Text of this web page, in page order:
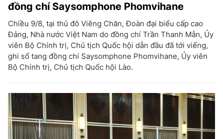
đồng chí Saysomphone Phomvihane
Chiều 9/8, tại thủ đô Viêng Chăn, Đoàn đại biểu cấp cao
Đảng, Nhà nước Việt Nam do đồng chí Trần Thanh Mẫn, Ủy
viên Bộ Chính trị, Chủ tịch Quốc hội dẫn đầu đã tới viếng,
ghi sổ tang đồng chí Saysomphone Phomvihane, Ủy viên
Bộ Chính trị, Chủ tịch Quốc hội Lào.